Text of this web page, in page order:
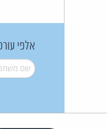
אלפי
שם משתמש